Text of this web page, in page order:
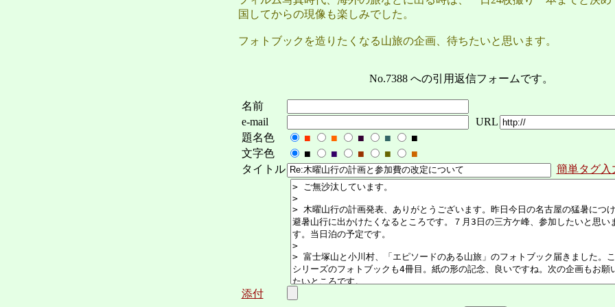
国してからの現像も楽しみでした。
フォトブックを造りたくなる山旅の企画、待ちたいと思います。
No.7388 への引用返信フォームです。
名前
e-mail
URL
題名色
■ ■ ■ ■
■
文字色
■ ■ ■ ■
■
タイトル
簡単タグ入
添付